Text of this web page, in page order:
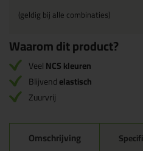
(geldig bij alle combinaties)
Waarom dit product?
VeelNCS kleuren
Blijvendelastisch
Zuurvrij
Omschrijving